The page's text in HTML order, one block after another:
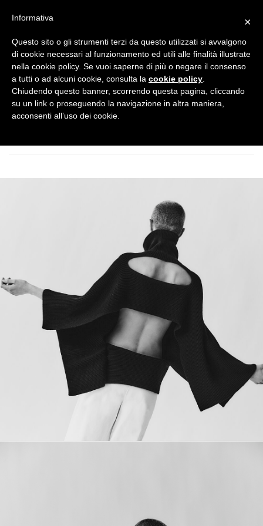
Fall Winter 2023-2024
×
Informativa
Questo sito o gli strumenti terzi da questo utilizzati si avvalgono
di cookie necessari al funzionamento ed utili alle finalità illustrate
nella cookie policy. Se vuoi saperne di più o negare il consenso
a tutti o ad alcuni cookie, consulta la cookie policy
Chiudendo questo banner, scorrendo questa pagina, cliccando
su un link o proseguendo la navigazione in altra maniera,
acconsenti all’uso dei cookie.